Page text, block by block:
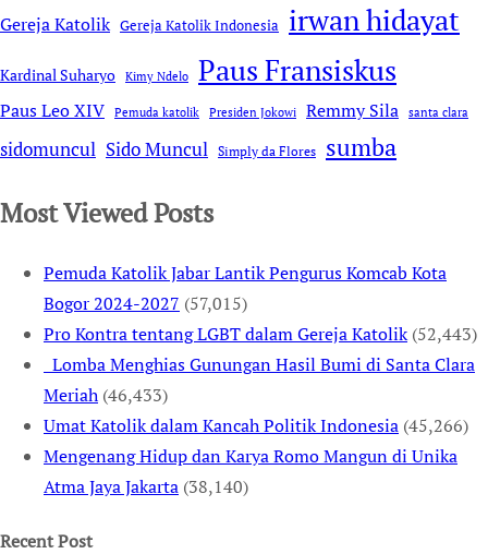
Gereja Katolik Gereja Katolik Indonesia irwan hidayat
Kardinal Suharyo Kimy Ndelo Paus Fransiskus
Paus Leo XIV Pemuda katolik Presiden Jokowi Remmy Sila santa clara
sidomuncul Sido Muncul Simply da Flores sumba
Most Viewed Posts
Pemuda Katolik Jabar Lantik Pengurus Komcab Kota
Bogor 2024-2027 (57,015)
Pro Kontra tentang LGBT dalam Gereja Katolik (52,443)
Lomba Menghias Gunungan Hasil Bumi di Santa Clara
Meriah (46,433)
Umat Katolik dalam Kancah Politik Indonesia (45,266)
Mengenang Hidup dan Karya Romo Mangun di Unika
Atma Jaya Jakarta (38,140)
Recent Post